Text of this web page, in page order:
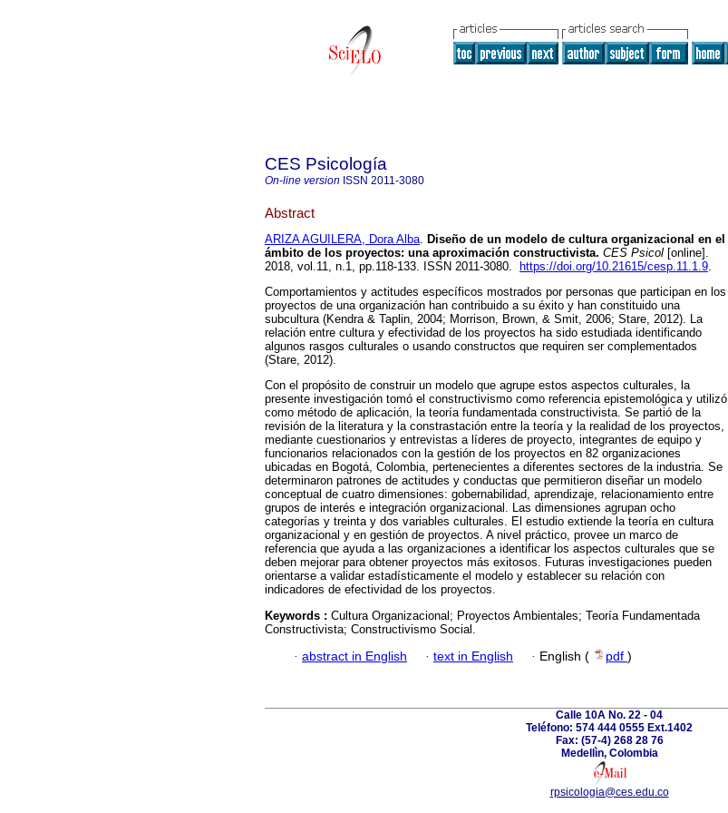
CES Psicología
On-line version ISSN 2011-3080
Abstract
ARIZA AGUILERA, Dora Alba. Diseño de un modelo de cultura organizacional en el
ámbito de los proyectos: una aproximación constructivista. CES Psicol [online].
2018, vol.11, n.1, pp.118-133. ISSN 2011-3080.
https://doi.org/10.21615/cesp.11.1.9.
Comportamientos y actitudes específicos mostrados por personas que participan en los
proyectos de una organización han contribuido a su éxito y han constituido una
subcultura (Kendra & Taplin, 2004; Morrison, Brown, & Smit, 2006; Stare, 2012). La
relación entre cultura y efectividad de los proyectos ha sido estudiada identificando
algunos rasgos culturales o usando constructos que requiren ser complementados
(Stare, 2012).
Con el propósito de construir un modelo que agrupe estos aspectos culturales, la
presente investigación tomó el constructivismo como referencia epistemológica y utilizó
como método de aplicación, la teoría fundamentada constructivista. Se partió de la
revisión de la literatura y la constrastación entre la teoría y la realidad de los proyectos,
mediante cuestionarios y entrevistas a líderes de proyecto, integrantes de equipo y
funcionarios relacionados con la gestión de los proyectos en 82 organizaciones
ubicadas en Bogotá, Colombia, pertenecientes a diferentes sectores de la industria. Se
determinaron patrones de actitudes y conductas que permitieron diseñar un modelo
conceptual de cuatro dimensiones: gobernabilidad, aprendizaje, relacionamiento entre
grupos de interés e integración organizacional. Las dimensiones agrupan ocho
categorías y treinta y dos variables culturales. El estudio extiende la teoría en cultura
organizacional y en gestión de proyectos. A nivel práctico, provee un marco de
referencia que ayuda a las organizaciones a identificar los aspectos culturales que se
deben mejorar para obtener proyectos más exitosos. Futuras investigaciones pueden
orientarse a validar estadísticamente el modelo y establecer su relación con
indicadores de efectividad de los proyectos.
Keywords : Cultura Organizacional; Proyectos Ambientales; Teoría Fundamentada
Constructivista; Constructivismo Social.
· abstract in English · text in English · English ( pdf )
Calle 10A No. 22 - 04
Teléfono: 574 444 0555 Ext.1402
Fax: (57-4) 268 28 76
Medellìn, Colombia
rpsicologia@ces.edu.co